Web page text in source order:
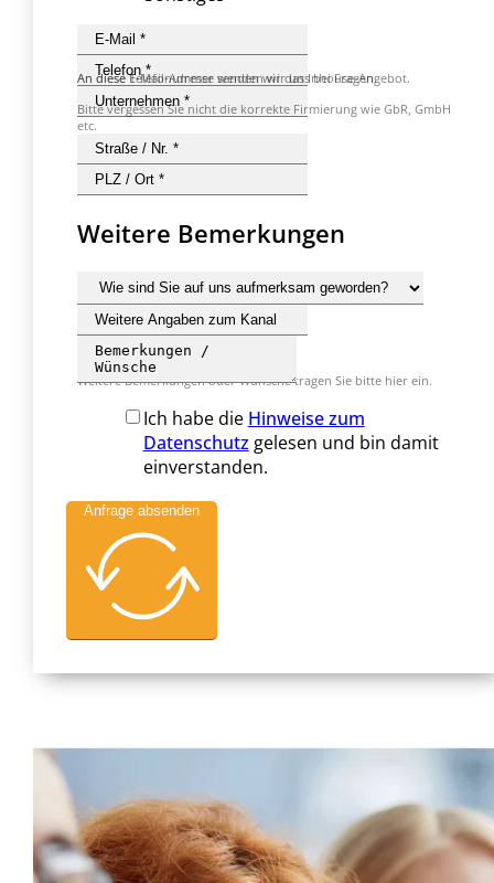
An diese Telefonummer wenden wir uns bei Fragen.
An diese E-Mail-Adresse senden wir das Inhouse-Angebot.
Bitte vergessen Sie nicht die korrekte Firmierung wie GbR, GmbH
etc.
Weitere Bemerkungen
Weitere Bemerkungen oder Wünsche tragen Sie bitte hier ein.
Ich habe die Hinweise zum
Datenschutz gelesen und bin damit
einverstanden.
Anfrage absenden